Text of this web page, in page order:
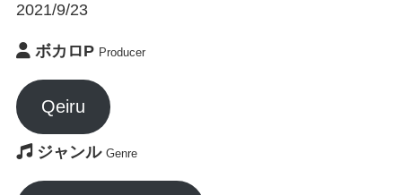
2021/9/23
ボカロP Producer
Qeiru
ジャンル Genre